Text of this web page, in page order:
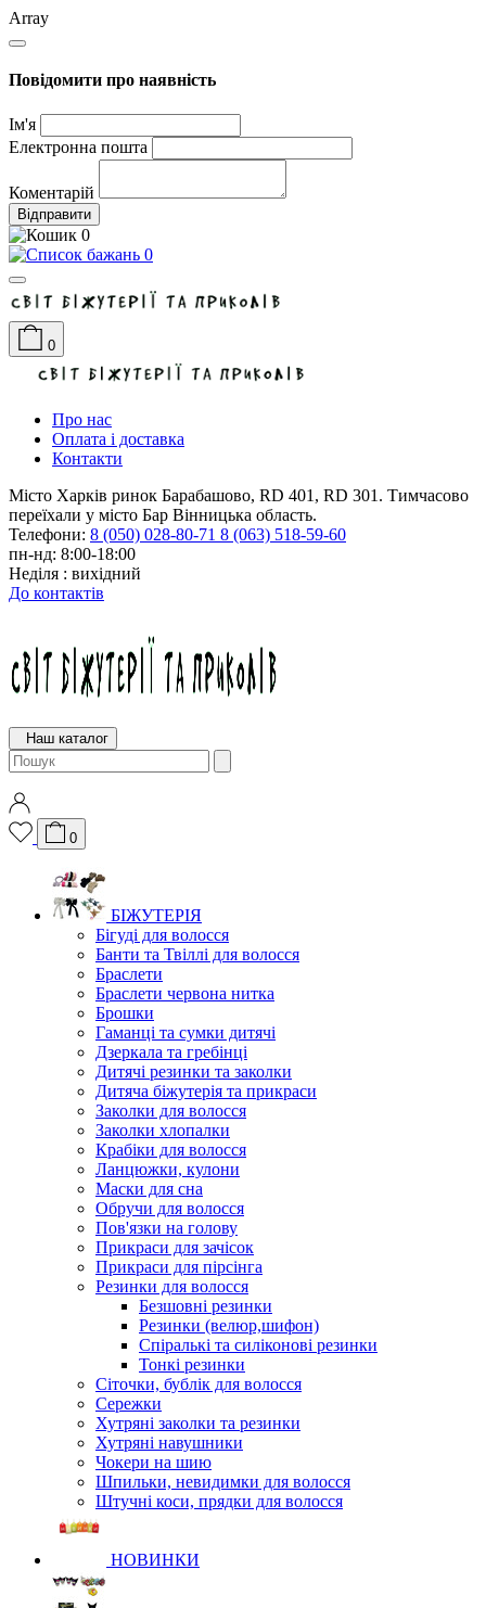
Array
Повідомити про наявність
Ім'я
Електронна пошта
Коментарій
Відправити
0
0
0
Про нас
Оплата і доставка
Контакти
Місто Харків ринок Барабашово, RD 401, RD 301. Тимчасово
переїхали у місто Бар Вінницька область.
Телефони: 8 (050) 028-80-71 8 (063) 518-59-60
пн-нд: 8:00-18:00
Неділя : вихідний
До контактів
Наш каталог
0
БІЖУТЕРІЯ
Бігуді для волосся
Банти та Твіллі для волосся
Браслети
Браслети червона нитка
Брошки
Гаманці та сумки дитячі
Дзеркала та гребінці
Дитячі резинки та заколки
Дитяча біжутерія та прикраси
Заколки для волосся
Заколки хлопалки
Крабіки для волосся
Ланцюжки, кулони
Маски для сна
Обручи для волосся
Пов'язки на голову
Прикраси для зачісок
Прикраси для пірсінга
Резинки для волосся
Безшовні резинки
Резинки (велюр,шифон)
Спіралькі та силіконові резинки
Тонкі резинки
Сіточки, бублік для волосся
Сережки
Хутряні заколки та резинки
Хутряні навушники
Чокери на шию
Шпильки, невидимки для волосся
Штучні коси, прядки для волосся
НОВИНКИ